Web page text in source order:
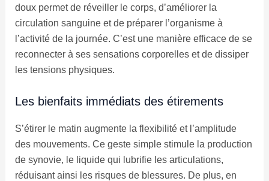
doux permet de réveiller le corps, d’améliorer la
circulation sanguine et de préparer l’organisme à
l’activité de la journée. C’est une manière efficace de se
reconnecter à ses sensations corporelles et de dissiper
les tensions physiques.
Les bienfaits immédiats des étirements
S’étirer le matin augmente la flexibilité et l’amplitude
des mouvements. Ce geste simple stimule la production
de synovie, le liquide qui lubrifie les articulations,
réduisant ainsi les risques de blessures. De plus, en